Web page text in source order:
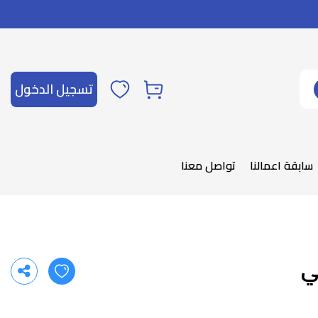
تسجيل الدخول
سابقة اعمالنا تواصل معنا